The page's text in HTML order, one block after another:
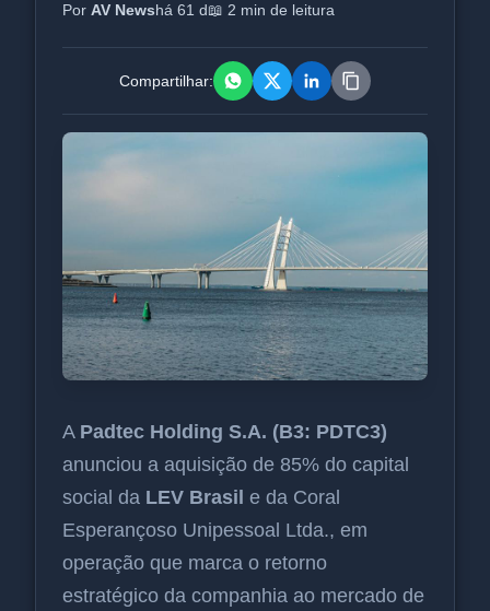
Por AV Newshá 61 d📖 2 min de leitura
Compartilhar:
A Padtec Holding S.A. (B3: PDTC3)
anunciou a aquisição de 85% do capital
social da LEV Brasil e da Coral
Esperançoso Unipessoal Ltda., em
operação que marca o retorno
estratégico da companhia ao mercado de